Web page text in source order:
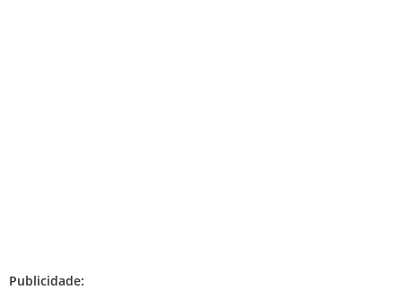
Publicidade: